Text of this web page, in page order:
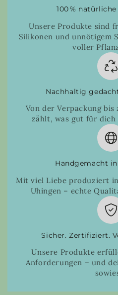
100 %
Unsere Produkte sind
Silikonen und unnötigem
voller
Nachhaltig
Von der Verpackung
zählt, was gut für
Handgemacht
Mit viel Liebe produziert
Uhingen – echte
Sicher. Zertifiziert.
Unsere Produkte
Anforderungen – und